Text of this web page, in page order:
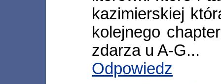
kazimierskiej
kolejnego
zdarza u A-G...
Odpowiedz